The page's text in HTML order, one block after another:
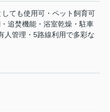
ても使用可・ペット飼育可
追焚機能・浴室乾燥・駐車
人管理・5路線利用で多彩な